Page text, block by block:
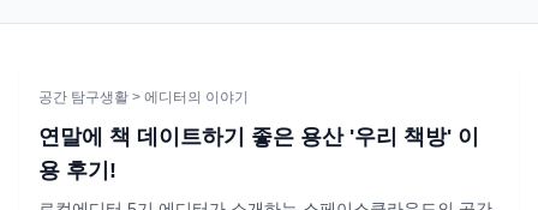
공간 탐구생활 > 에디터의 이야기
연말에 책 데이트하기 좋은 용산 '우리 책방' 이
용 후기!